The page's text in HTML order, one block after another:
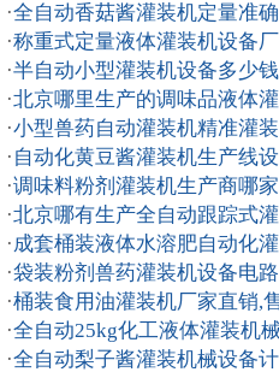
·全自动香菇酱灌装机定量准
·称重式定量液体灌装机设备
·半自动小型灌装机设备多少
·北京哪里生产的调味品液体
·小型兽药自动灌装机精准灌
· 自动化黄豆酱灌装机生产线
·调味料粉剂灌装机生产商哪
·北京哪有生产全自动跟踪式
·成套桶装液体水溶肥自动化
·袋装粉剂兽药灌装机设备电
·桶装食用油灌装机厂家直销,
·全自动25kg化工液体灌装机
·全自动梨子酱灌装机械设备